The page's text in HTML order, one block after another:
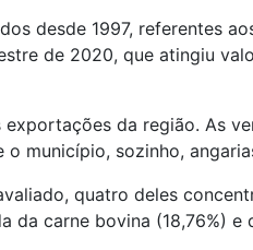
desde 1997, referentes
de 2020, que atingiu
da região. As
município, sozinho,
quatro deles
carne bovina (18,76%) e